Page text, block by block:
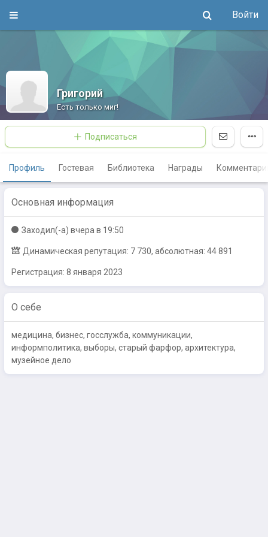
Войти
Григорий
Есть только миг!
Подписаться
Профиль Гостевая Библиотека Награды
Основная информация
Заходил(-a) вчера в 19:50
Динамическая репутация: 7 730, абсолютная: 44 891
Регистрация: 8 января 2023
О себе
медицина, бизнес, госслужба, коммуникации,
информполитика, выборы, старый фарфор, архитектура,
музейное дело